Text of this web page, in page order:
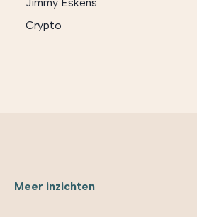
Crypto
Meer inzichten